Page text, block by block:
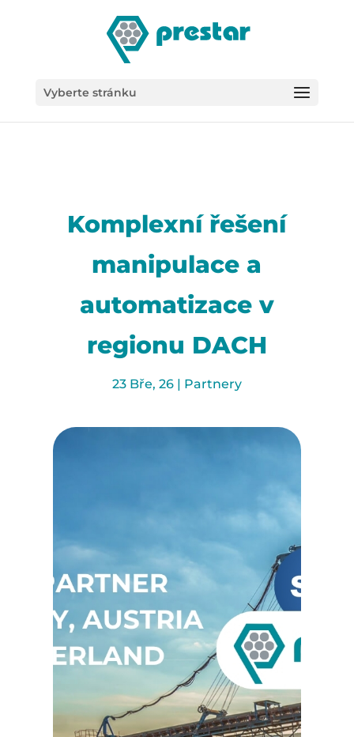
Vyberte stránku
Komplexní řešení
manipulace a
automatizace v
regionu DACH
23 Bře, 26| Partnery